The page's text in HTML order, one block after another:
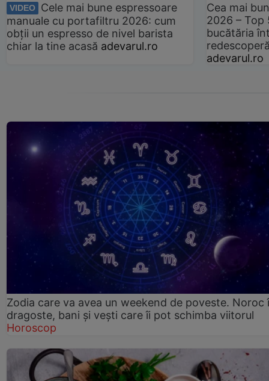
VIDEO
Cele mai bune espressoare
manuale cu portafiltru 2026: cum
obții un espresso de nivel barista
chiar la tine acasă adevarul.ro
Cea mai
2026 –
bucătăria
adevarul.ro
Zodia care va avea un weekend de poveste. Noroc
dragoste, bani și vești care îi pot schimba viitorul
Horoscop